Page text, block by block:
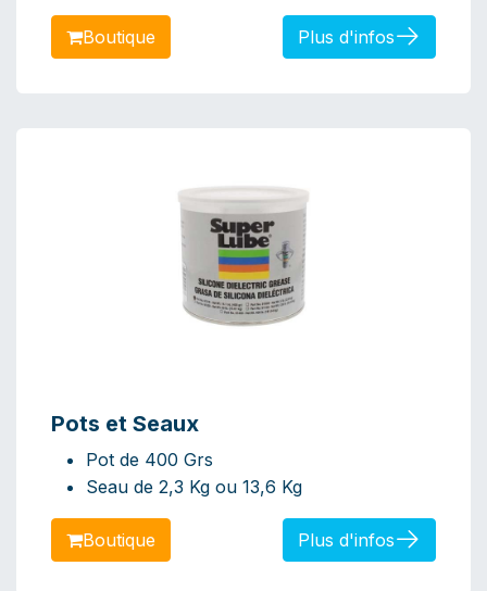
Bo​​​​​​​​utique Plus d'infos
Pots et Seaux
Pot de 400 Grs​
Seau de 2,3 Kg ou 13,6 Kg
Bo​​​​​​utique Plus d'infos